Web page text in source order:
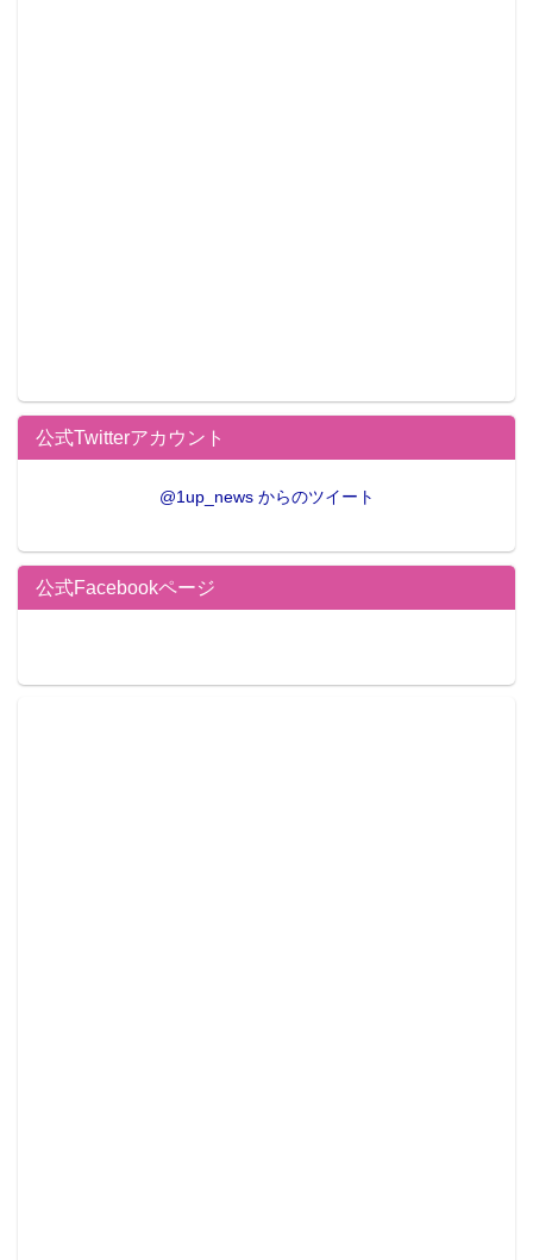
公式Twitterアカウント
@1up_news からのツイート
公式Facebookページ